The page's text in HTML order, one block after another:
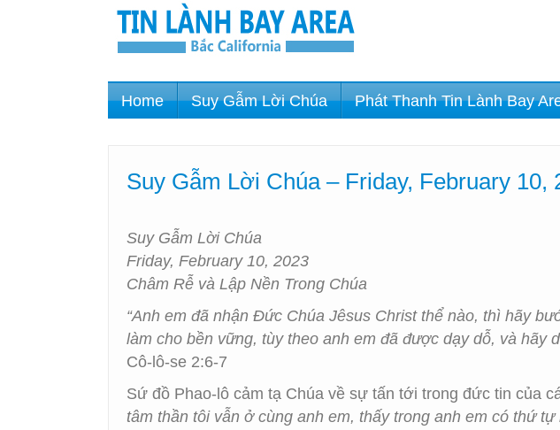
Home Suy Gẫm Lời Chúa Phát Thanh Tin Lành Bay
Suy Gẫm Lời Chúa – Friday, February
Suy Gẫm Lời Chúa
Friday, February 10, 2023
Châm Rễ và Lập Nền Trong Chúa
“Anh em đã nhận Đức Chúa Jêsus Christ thể nào, thì hãy
làm cho bền vững, tùy theo anh em đã được dạy dỗ, và hãy
Cô-lô-se 2:6-7
Sứ đồ Phao-lô cảm tạ Chúa về sự tấn tới trong đức tin của
tâm thần tôi vẫn ở cùng anh em, thấy trong anh em có thứ